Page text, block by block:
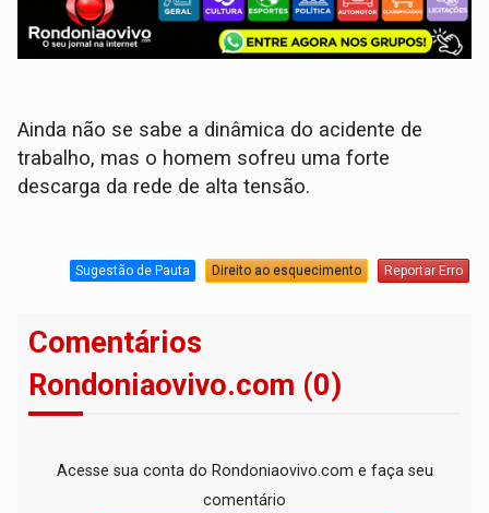
Ainda não se sabe a dinâmica do acidente de
trabalho, mas o homem sofreu uma forte
descarga da rede de alta tensão.
Sugestão de Pauta Direito ao esquecimento Reportar Erro
Comentários
Rondoniaovivo.com (0)
Acesse sua conta do Rondoniaovivo.com e faça seu
comentário